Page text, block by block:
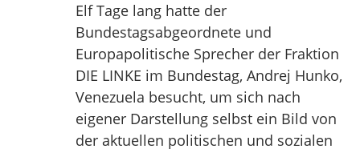
Elf Tage lang hatte der
Bundestagsabgeordnete und
Europapolitische Sprecher der Fraktion
DIE LINKE im Bundestag, Andrej Hunko,
Venezuela besucht, um sich nach
eigener Darstellung selbst ein Bild von
der aktuellen politischen und sozialen